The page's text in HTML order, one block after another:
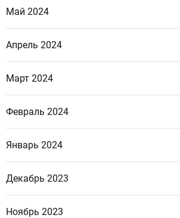
Май 2024
Апрель 2024
Март 2024
Февраль 2024
Январь 2024
Декабрь 2023
Ноябрь 2023